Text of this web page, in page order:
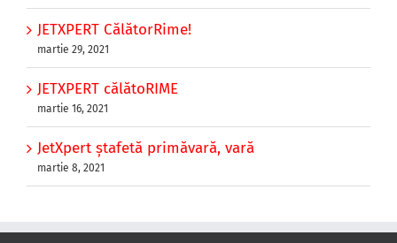
JETXPERT CălătorRime!
martie 29, 2021
JETXPERT călătoRIME
martie 16, 2021
JetXpert ștafetă primăvară, vară
martie 8, 2021